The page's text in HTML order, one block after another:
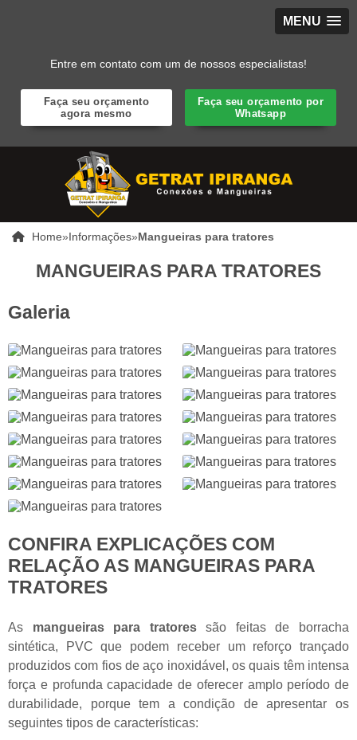
MENU
Entre em contato com um de nossos especialistas!
Faça seu orçamento
agora mesmo
Faça seu orçamento por
Whatsapp
Home»Informações»Mangueiras para tratores
MANGUEIRAS PARA TRATORES
Galeria
CONFIRA EXPLICAÇÕES COM
RELAÇÃO AS MANGUEIRAS PARA
TRATORES
As mangueiras para tratoressão feitas de borracha
sintética, PVC que podem receber um reforço trançado
produzidos com fios de aço inoxidável, os quais têm intensa
força e profunda capacidade de oferecer amplo período de
durabilidade, porque tem a condição de apresentar os
seguintes tipos de características: